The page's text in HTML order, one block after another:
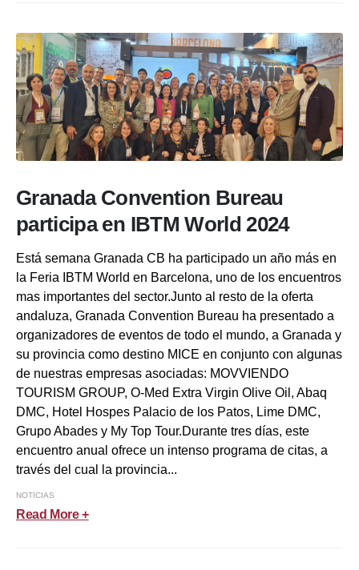
Granada Convention Bureau
participa en IBTM World 2024
Está semana Granada CB ha participado un año más en
la Feria IBTM World en Barcelona, uno de los encuentros
mas importantes del sector.Junto al resto de la oferta
andaluza, Granada Convention Bureau ha presentado a
organizadores de eventos de todo el mundo, a Granada y
su provincia como destino MICE en conjunto con algunas
de nuestras empresas asociadas: MOVVIENDO
TOURISM GROUP, O-Med Extra Virgin Olive Oil, Abaq
DMC, Hotel Hospes Palacio de los Patos, Lime DMC,
Grupo Abades y My Top Tour.Durante tres días, este
encuentro anual ofrece un intenso programa de citas, a
través del cual la provincia...
NOTICIAS
Read More +